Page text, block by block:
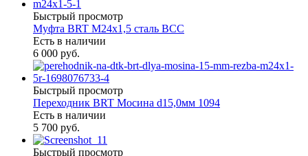
Быстрый просмотр
Муфта BRT М24х1,5 сталь ВСС
Есть в наличии
6 000 руб.
Быстрый просмотр
Переходник BRT Мосина d15,0мм 1094
Есть в наличии
5 700 руб.
Быстрый просмотр